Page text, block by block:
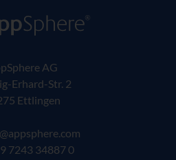
AppSphere IT-Lösungsanbieter
AG
Erhard-Str. 2
Ettlingen
7243 34887 0